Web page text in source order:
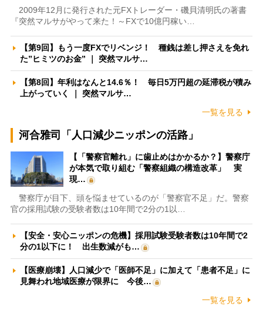
2009年12月に発行された元FXトレーダー・磯貝清明氏の著書
『突然マルサがやって来た！～FXで10億円稼い…
【第9回】もう一度FXでリベンジ！ 種銭は差し押さえを免れ
た”ヒミツのお金” ｜ 突然マルサ…
【第8回】年利はなんと14.6％！ 毎日5万円超の延滞税が積み
上がっていく ｜ 突然マルサ…
一覧を見る
河合雅司「人口減少ニッポンの活路」
【「警察官離れ」に歯止めはかかるか？】警察庁
が本気で取り組む「警察組織の構造改革」 実
現…
警察庁が目下、頭を悩ませているのが「警察官不足」だ。警察
官の採用試験の受験者数は10年間で2分の1以…
【安全・安心ニッポンの危機】採用試験受験者数は10年間で2
分の1以下に！ 出生数減がも…
【医療崩壊】人口減少で「医師不足」に加えて「患者不足」に
見舞われ地域医療が限界に 今後…
一覧を見る